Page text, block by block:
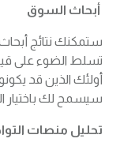
أبحاث السوق
ستمكنك نتائج
تسلط الضوء على
أولئك الذين قد
سيسمح لك باختيار
تحليل منصات